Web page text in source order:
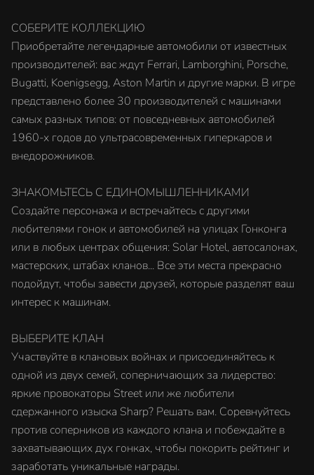
СОБЕРИТЕ КОЛЛЕКЦИЮ
Приобретайте легендарные автомобили от известных
производителей: вас ждут Ferrari, Lamborghini, Porsche,
Bugatti, Koenigsegg, Aston Martin и другие марки. В игре
представлено более 30 производителей с машинами
самых разных типов: от повседневных автомобилей
1960-х годов до ультрасовременных гиперкаров и
внедорожников.
ЗНАКОМЬТЕСЬ С ЕДИНОМЫШЛЕННИКАМИ
Создайте персонажа и встречайтесь с другими
любителями гонок и автомобилей на улицах Гонконга
или в любых центрах общения: Solar Hotel, автосалонах,
мастерских, штабах кланов... Все эти места прекрасно
подойдут, чтобы завести друзей, которые разделят ваш
интерес к машинам.
ВЫБЕРИТЕ КЛАН
Участвуйте в клановых войнах и присоединяйтесь к
одной из двух семей, соперничающих за лидерство:
яркие провокаторы Street или же любители
сдержанного изыска Sharp? Решать вам. Соревнуйтесь
против соперников из каждого клана и побеждайте в
захватывающих дух гонках, чтобы покорить рейтинг и
заработать уникальные награды.